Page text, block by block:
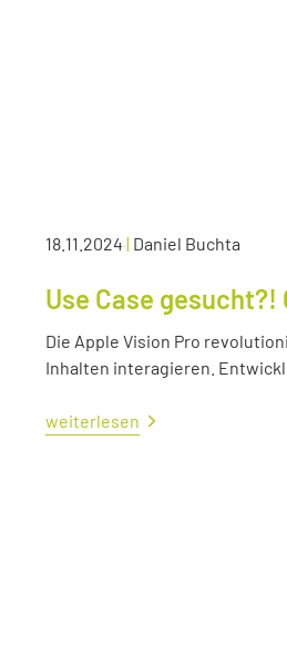
18.11.2024 | Daniel Buchta
Use Case gesucht?!
Die Apple Vision Pro
Inhalten interagieren.
weiterlesen